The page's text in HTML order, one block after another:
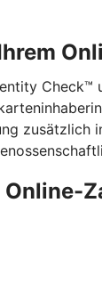
Check™
Online-